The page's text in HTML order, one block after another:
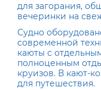
для загорания,
вечеринки на
Судно
современной
каюты с
полноценным
круизов. В кают-
для путешествия.